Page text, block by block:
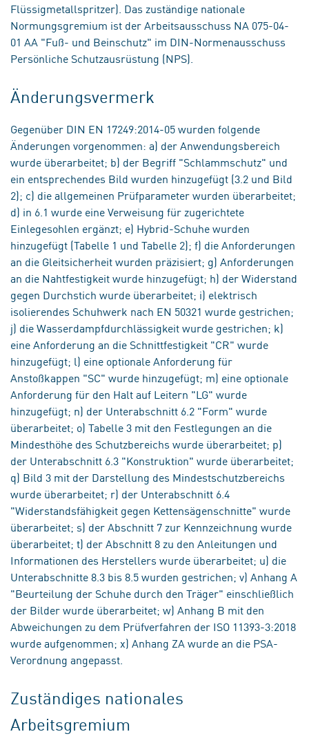
Flüssigmetallspritzer). Das zuständige nationale
Normungsgremium ist der Arbeitsausschuss NA 075-04-
01 AA "Fuß- und Beinschutz" im DIN-Normenausschuss
Persönliche Schutzausrüstung (NPS).
Änderungsvermerk
Gegenüber DIN EN 17249:2014-05 wurden folgende
Änderungen vorgenommen: a) der Anwendungsbereich
wurde überarbeitet; b) der Begriff "Schlammschutz" und
ein entsprechendes Bild wurden hinzugefügt (3.2 und Bild
2); c) die allgemeinen Prüfparameter wurden überarbeitet;
d) in 6.1 wurde eine Verweisung für zugerichtete
Einlegesohlen ergänzt; e) Hybrid-Schuhe wurden
hinzugefügt (Tabelle 1 und Tabelle 2); f) die Anforderungen
an die Gleitsicherheit wurden präzisiert; g) Anforderungen
an die Nahtfestigkeit wurde hinzugefügt; h) der Widerstand
gegen Durchstich wurde überarbeitet; i) elektrisch
isolierendes Schuhwerk nach EN 50321 wurde gestrichen;
j) die Wasserdampfdurchlässigkeit wurde gestrichen; k)
eine Anforderung an die Schnittfestigkeit "CR" wurde
hinzugefügt; l) eine optionale Anforderung für
Anstoßkappen "SC" wurde hinzugefügt; m) eine optionale
Anforderung für den Halt auf Leitern "LG" wurde
hinzugefügt; n) der Unterabschnitt 6.2 "Form" wurde
überarbeitet; o) Tabelle 3 mit den Festlegungen an die
Mindesthöhe des Schutzbereichs wurde überarbeitet; p)
der Unterabschnitt 6.3 "Konstruktion" wurde überarbeitet;
q) Bild 3 mit der Darstellung des Mindestschutzbereichs
wurde überarbeitet; r) der Unterabschnitt 6.4
"Widerstandsfähigkeit gegen Kettensägenschnitte" wurde
überarbeitet; s) der Abschnitt 7 zur Kennzeichnung wurde
überarbeitet; t) der Abschnitt 8 zu den Anleitungen und
Informationen des Herstellers wurde überarbeitet; u) die
Unterabschnitte 8.3 bis 8.5 wurden gestrichen; v) Anhang A
"Beurteilung der Schuhe durch den Träger" einschließlich
der Bilder wurde überarbeitet; w) Anhang B mit den
Abweichungen zu dem Prüfverfahren der ISO 11393-3:2018
wurde aufgenommen; x) Anhang ZA wurde an die PSA-
Verordnung angepasst.
Zuständiges nationales
Arbeitsgremium